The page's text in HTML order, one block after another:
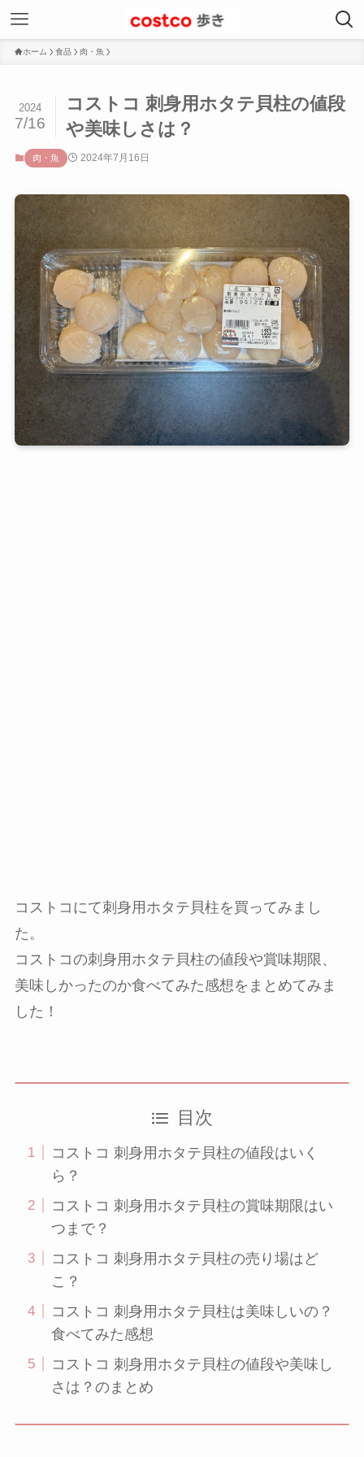
ホーム 食品 肉・魚
コストコ 刺身用ホタテ貝柱の値段
や美味しさは？
2024
7/16
肉・魚 2024年7月16日
コストコにて刺身用ホタテ貝柱を買ってみまし
た。
コストコの刺身用ホタテ貝柱の値段や賞味期限、
美味しかったのか食べてみた感想をまとめてみま
した！
目次
コストコ 刺身用ホタテ貝柱の値段はいく
ら？
コストコ 刺身用ホタテ貝柱の賞味期限はい
つまで？
コストコ 刺身用ホタテ貝柱の売り場はど
こ？
コストコ 刺身用ホタテ貝柱は美味しいの？
食べてみた感想
コストコ 刺身用ホタテ貝柱の値段や美味し
さは？のまとめ